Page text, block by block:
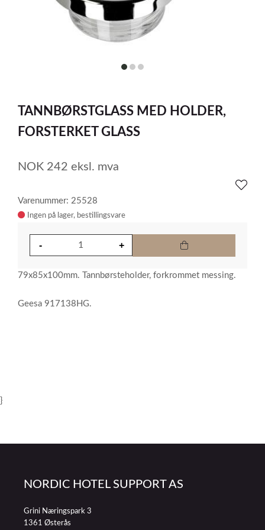
itemitemitem
of
3
TANNBØRSTGLASS MED HOLDER,
FORSTERKET GLASS
NOK 242 eksl. mva
Varenummer: 25528
Ingen på lager
79x85x100mm. Tannbørsteholder, forkrommet messing.
Geesa 917138HG.
}
NORDIC HOTEL SUPPORT AS
Grini Næringspark 3
1361 Østerås